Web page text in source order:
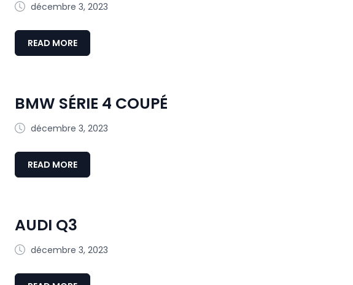
décembre 3, 2023
READ MORE
BMW SÉRIE 4 COUPÉ
décembre 3, 2023
READ MORE
AUDI Q3
décembre 3, 2023